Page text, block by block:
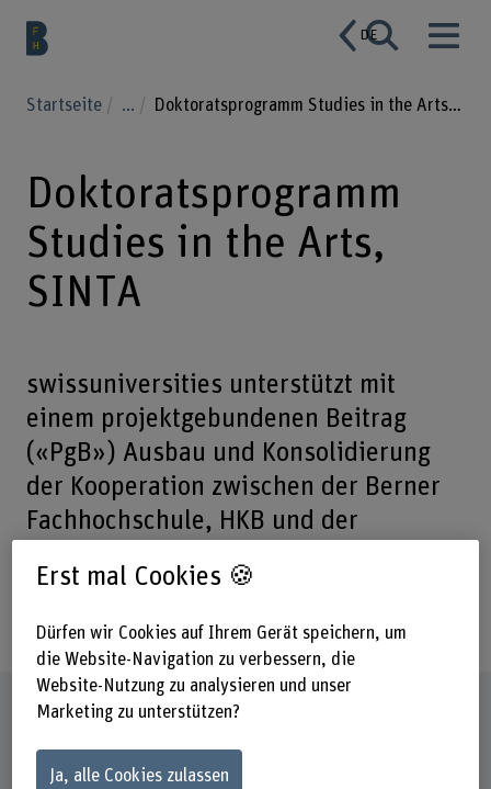
DE
Startseite ... Doktoratsprogramm Studies in the Arts, SINTA
Doktoratsprogramm
Studies in the Arts,
SINTA
swissuniversities unterstützt mit
einem projektgebundenen Beitrag
(«PgB») Ausbau und Konsolidierung
der Kooperation zwischen der Berner
Fachhochschule, HKB und der
Doktorats – Studies in the Arts
(SINTA).
Steckbrief
Beteiligte Departemente
Erst mal Cookies 🍪
Dürfen wir Cookies auf Ihrem Gerät speichern, um
die Website-Navigation zu verbessern, die
Website-Nutzung zu analysieren und unser
Marketing zu unterstützen?
Ja, alle Cookies zulassen